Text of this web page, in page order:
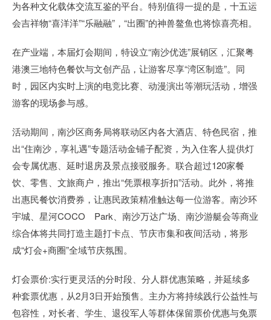
为各种文化载体交流互鉴的平台。特别值得一提的是，十五运
会吉祥物“喜洋洋”“乐融融”，“出圈”的神兽鳌鱼也将惊喜亮相。
在产业端，本届灯会期间，特设立“南沙优选”展销区，汇聚粤
港澳三地特色餐饮与文创产品，让游客尽享“湾区制造”。同
时，园区内实时上演的电竞比赛、动漫演出等潮玩活动，增强
游客的现场参与感。
活动期间，南沙区商务局将联动区内各大酒店、特色民宿，推
出“住南沙，享礼遇”专题活动金铺子配资，为入住客人提供灯
会专属优惠、延时退房及景点接驳服务。联合超过120家餐
饮、零售、文旅商户，推出“凭票根享折扣”活动。此外，将推
出惠民餐饮消费券，让惠民政策精准触达每一位游客。南沙环
宇城、星河COCO Park、南沙万达广场、南沙游艇会等商业
综合体将共同打造主题打卡点、节庆市集和夜间活动，将形
成“灯会+商圈”全域节庆氛围。
灯会票价:实行更灵活的分时段、分人群优惠策略，并延续多
种套票优惠，从2月3日开始预售。主办方将持续践行公益性与
包容性，对长者、学生、退役军人等群体保留票价优惠与免票